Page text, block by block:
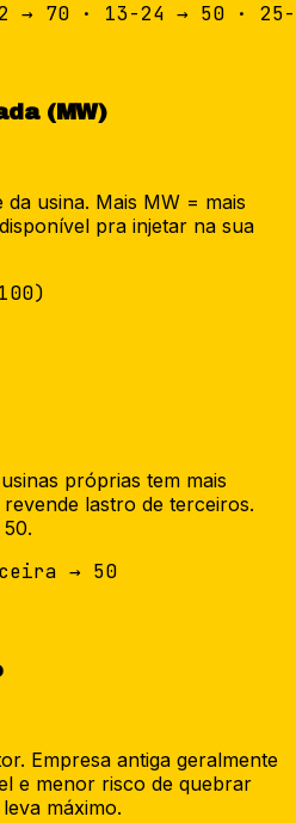
→ 70 · 13-24 → 50 ·
(MW)
da usina. Mais MW = mais
pra injetar na sua
próprias tem mais
lastro de terceiros.
→ 50
Empresa antiga geralmente
e menor risco de quebrar
máximo.